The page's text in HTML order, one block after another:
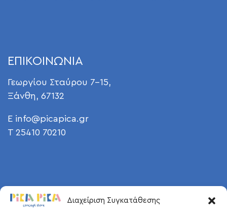
Διαχείριση Συγκατάθεσης
ΕΠΙΚΟΙΝΩΝΙΑ
Γεωργίου Σταύρου 7-15,
Ξάνθη, 67132
E info@picapica.gr
T 25410 70210